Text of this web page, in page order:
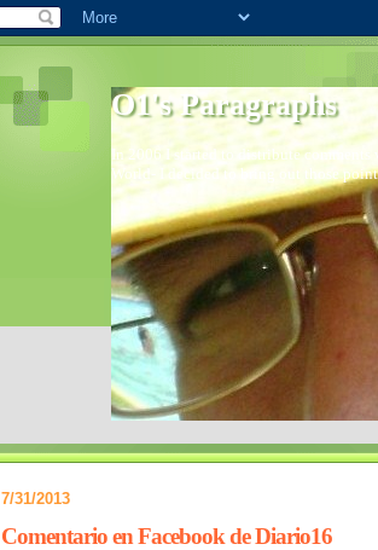
O1's Paragraphs
In 2006 I started to distribute
World- I decided to bring out those
7/31/2013
Comentario en Facebook de Diario16